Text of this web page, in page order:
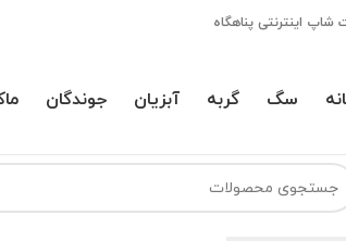
شاپ اینترنتی پناهگاه
سگ گربه آبزیان جوندگان